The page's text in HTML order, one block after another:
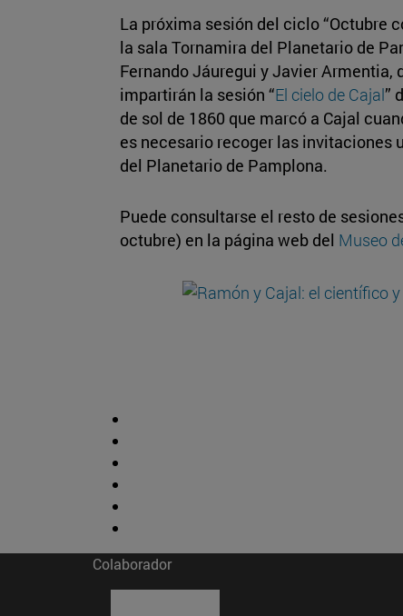
La próxima sesión del ciclo “Octubre
la sala Tornamira del Planetario de
Fernando Jáuregui y Javier Armentia,
impartirán la sesión “El cielo de Cajal”
de sol de 1860 que marcó a Cajal
es necesario recoger las invitaciones
del Planetario de Pamplona.
Puede consultarse el resto de
octubre) en la página web del Museo
Colaborador